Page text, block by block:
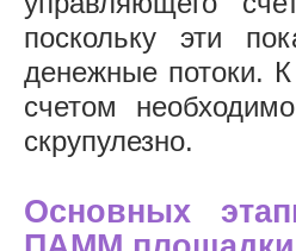
поскольку эти
денежные потоки.
счетом
скрупулезно.
Основных